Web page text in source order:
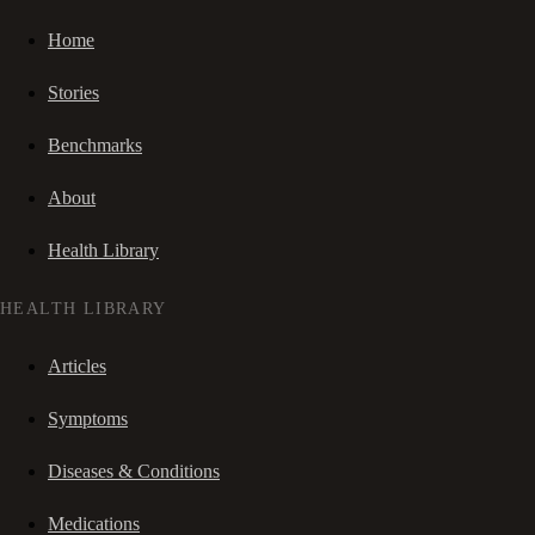
Home
Stories
Benchmarks
About
Health Library
HEALTH LIBRARY
Articles
Symptoms
Diseases & Conditions
Medications